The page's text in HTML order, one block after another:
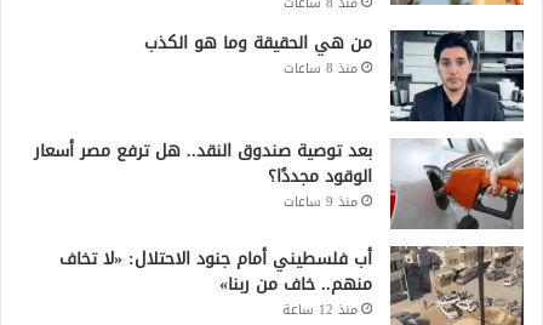
من هي الحقيقة وما هو الكذب
منذ 8 ساعات
بعد توصية صندوق النقد.. هل ترفع مصر أسعار
الوقود مجددًا؟
منذ 9 ساعات
أب فلسطيني أمام جنود الاحتلال: «لا تخاف
منهم.. خاف من ربنا»
منذ 12 ساعة